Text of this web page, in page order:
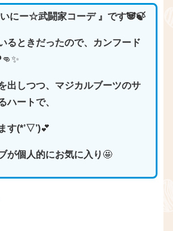
にー☆武闘家コーデ 』 です🐼🍃
るときだったので、カンフード
👊✨
出しつつ、マジカルブーツのサ
ハートで、
す(*’▽’)💕
が個人的にお気に入り 🤩